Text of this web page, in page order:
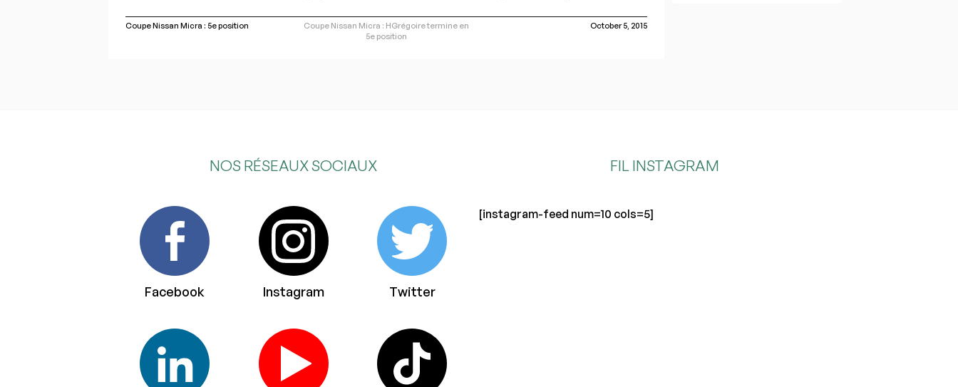
Coupe Nissan Micra : 5e position
Coupe Nissan Micra : HGrégoire termine en
5e position
October 5, 2015
NOS RÉSEAUX SOCIAUX
Facebook Instagram Twitter
FIL INSTAGRAM
[instagram-feed num=10 cols=5]